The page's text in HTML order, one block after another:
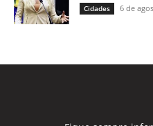
Cidades 6 de